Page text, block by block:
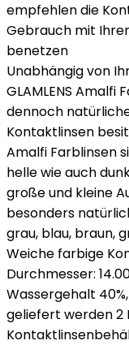
empfehlen die
Gebrauch mit
benetzen
Unabhängig von
GLAMLENS
dennoch
Kontaktlinsen
Amalfi Farblinsen
helle wie auch
große und kleine
besonders
grau, blau, braun,
Weiche farbige
Durchmesser:
Wassergehalt
geliefert werden 2